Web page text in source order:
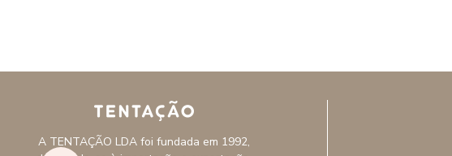
A TENTAÇÃO LDA foi fundada em 1992,